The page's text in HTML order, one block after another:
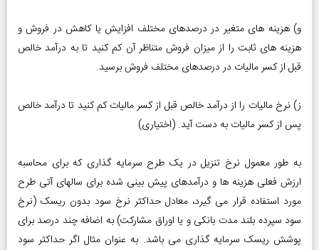
و) هزینه­ های متغیر در درصد­های مختلف افزایش یا کاهش در فروش و
هزینه ­های ثابت را از میزان فروش متناظر آن کم کنید تا به درآمد خالص
قبل از کسر مالیات در درصدهای مختلف فروش برسید.
ز) نرخ مالیات را از درآمد خالص قبل از کسر مالیات کم کنید تا درآمد خالص
پس از کسر مالیات به دست آید. (اختیاری)
به طور معمول نرخ تنزیل در یک طرح سرمایه گذاری که برای محاسبه
ارزش فعلی هزینه ­ها و درآمدهای پیش­ بینی شده برای سال­های آتی طرح
مورد استفاده قرار می­ گیرد، معادل حداکثر نرخ سود بدون ریسک (نرخ
سود سپرده بلند مدت بانکی و یا اوراق مشارکت) به اضافه چند درصد برای
پوشش ریسک سرمایه گذاری می ­باشد. به عنوان مثال اگر حداکثر سود